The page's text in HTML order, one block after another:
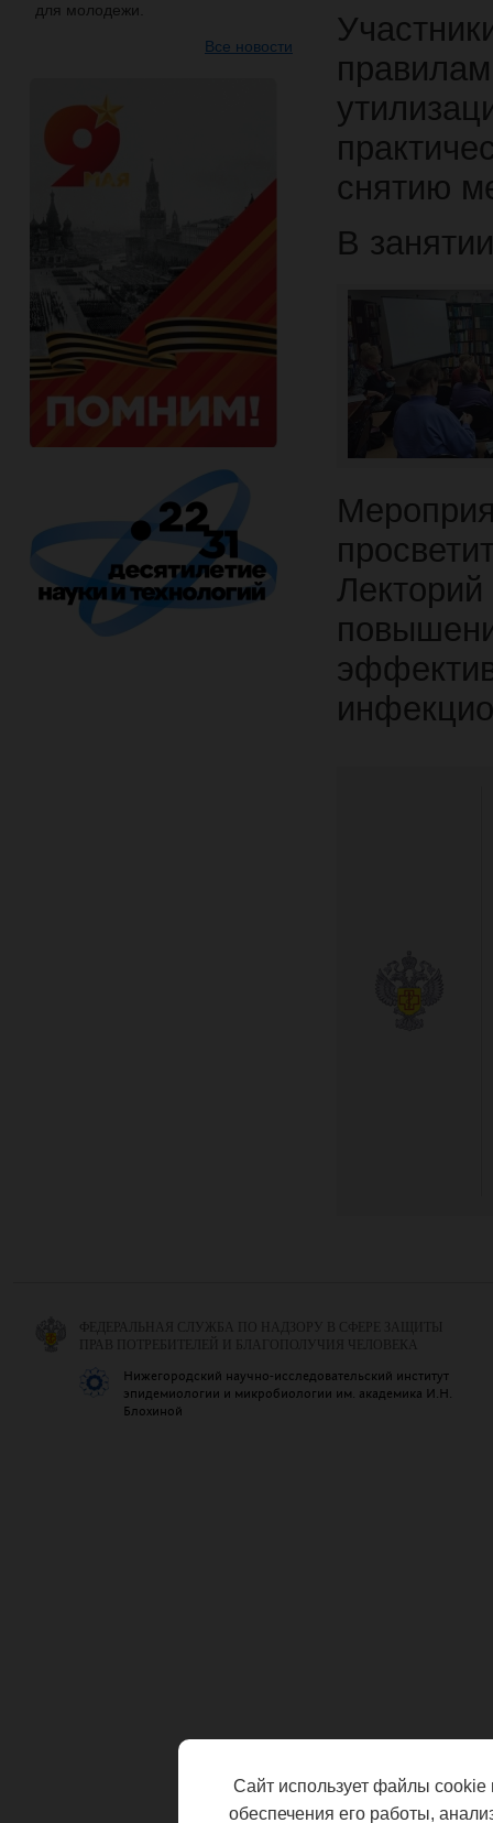
для молодежи.
Все новости
снятию
В
ФЕДЕРАЛЬНАЯ СЛУЖБА ПО НАДЗОРУ В СФЕРЕ ЗАЩИТЫ
ПРАВ ПОТРЕБИТЕЛЕЙ И БЛАГОПОЛУЧИЯ ЧЕЛОВЕКА
Нижегородский научно-исследовательский институт
эпидемиологии и микробиологии им. академика И.Н.
Блохиной
Сайт использует файлы cookie
обеспечения его работы,